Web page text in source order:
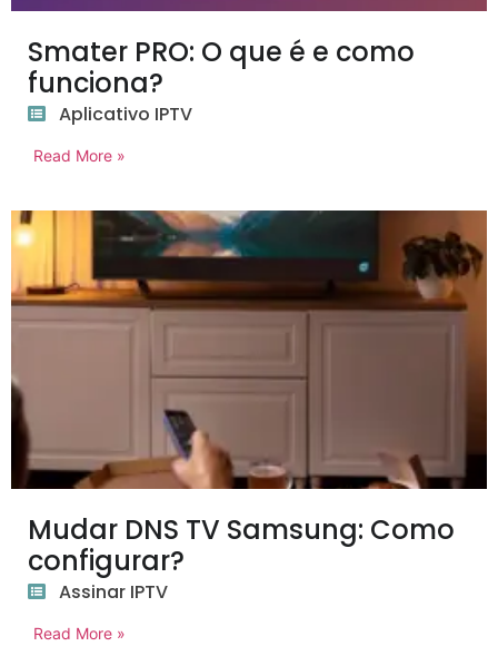
Smater PRO: O que é e como
funciona?
Aplicativo IPTV
Read More »
Mudar DNS TV Samsung: Como
configurar?
Assinar IPTV
Read More »